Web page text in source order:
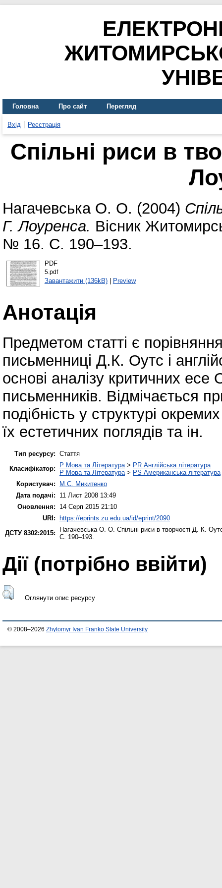
Головна Про сайт Перегляд
Вхід Реєстрація
Спільні риси в
Нагачевська О. О. (2004)
Г. Лоуренса. Вісник
№ 16. С. 190–193.
PDF
5.pdf
Завантажити (136kB)| Preview
Анотація
Предметом статті є
письменниці Д.К. Оутс і
основі аналізу критичних есе
письменників. Відмічається
подібність у структурі
їх естетичних поглядів та ін.
Тип ресурсу: Стаття
Класифікатор:
P Мова та Література > PR Англійська література
P Мова та Література > PS Американська література
Користувач:
М.С. Микитенко
Дата подачі:
11 Лист 2008 13:49
Оновлення:
14 Серп 2015 21:10
URI: https://eprints.zu.edu.ua/id/eprint/2090
ДСТУ 8302:2015:
Нагачевська О. О. Спільні риси в творчості Д. К.
С. 190–193.
Дії ​​(потрібно ввійти)
Оглянути опис ресурсу
© 2008–2026 Zhytomyr Ivan Franko State University